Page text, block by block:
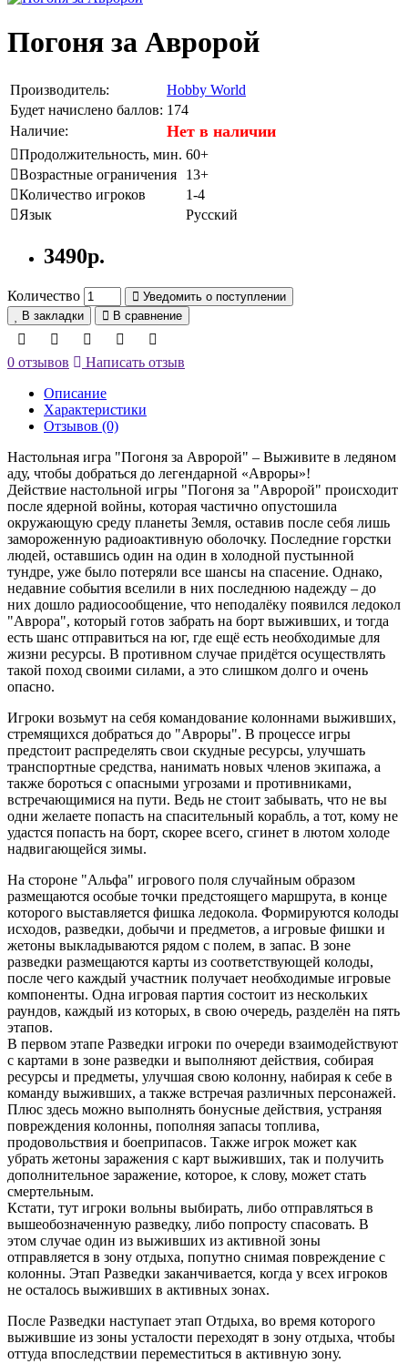
Погоня за Авророй
Производитель:
Hobby World
Будет начислено баллов: 174
Наличие:
Нет в наличии
Продолжительность, мин. 60+
Возрастные ограничения
13+
Количество игроков
1-4
Язык
Русский
3490р.
Количество
Уведомить о поступлении
В закладки
В сравнение
0 отзывов
Написать отзыв
Описание
Характеристики
Отзывов (0)
Настольная игра "Погоня за Авророй" – Выживите в ледяном
аду, чтобы добраться до легендарной «Авроры»!
Действие настольной игры "Погоня за "Авророй" происходит
после ядерной войны, которая частично опустошила
окружающую среду планеты Земля, оставив после себя лишь
замороженную радиоактивную оболочку. Последние горстки
людей, оставшись один на один в холодной пустынной
тундре, уже было потеряли все шансы на спасение. Однако,
недавние события вселили в них последнюю надежду – до
них дошло радиосообщение, что неподалёку появился ледокол
"Аврора", который готов забрать на борт выживших, и тогда
есть шанс отправиться на юг, где ещё есть необходимые для
жизни ресурсы. В противном случае придётся осуществлять
такой поход своими силами, а это слишком долго и очень
опасно.
Игроки возьмут на себя командование колоннами выживших,
стремящихся добраться до "Авроры". В процессе игры
предстоит распределять свои скудные ресурсы, улучшать
транспортные средства, нанимать новых членов экипажа, а
также бороться с опасными угрозами и противниками,
встречающимися на пути. Ведь не стоит забывать, что не вы
одни желаете попасть на спасительный корабль, а тот, кому не
удастся попасть на борт, скорее всего, сгинет в лютом холоде
надвигающейся зимы.
На стороне "Альфа" игрового поля случайным образом
размещаются особые точки предстоящего маршрута, в конце
которого выставляется фишка ледокола. Формируются колоды
исходов, разведки, добычи и предметов, а игровые фишки и
жетоны выкладываются рядом с полем, в запас. В зоне
разведки размещаются карты из соответствующей колоды,
после чего каждый участник получает необходимые игровые
компоненты. Одна игровая партия состоит из нескольких
раундов, каждый из которых, в свою очередь, разделён на пять
этапов.
В первом этапе Разведки игроки по очереди взаимодействуют
с картами в зоне разведки и выполняют действия, собирая
ресурсы и предметы, улучшая свою колонну, набирая к себе в
команду выживших, а также встречая различных персонажей.
Плюс здесь можно выполнять бонусные действия, устраняя
повреждения колонны, пополняя запасы топлива,
продовольствия и боеприпасов. Также игрок может как
убрать жетоны заражения с карт выживших, так и получить
дополнительное заражение, которое, к слову, может стать
смертельным.
Кстати, тут игроки вольны выбирать, либо отправляться в
вышеобозначенную разведку, либо попросту спасовать. В
этом случае один из выживших из активной зоны
отправляется в зону отдыха, попутно снимая повреждение с
колонны. Этап Разведки заканчивается, когда у всех игроков
не осталось выживших в активных зонах.
После Разведки наступает этап Отдыха, во время которого
выжившие из зоны усталости переходят в зону отдыха, чтобы
оттуда впоследствии переместиться в активную зону.